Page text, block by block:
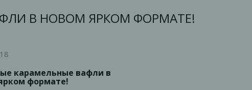
В НОВОМ ЯРКОМ ФОРМАТЕ!
карамельные вафли в
формате!